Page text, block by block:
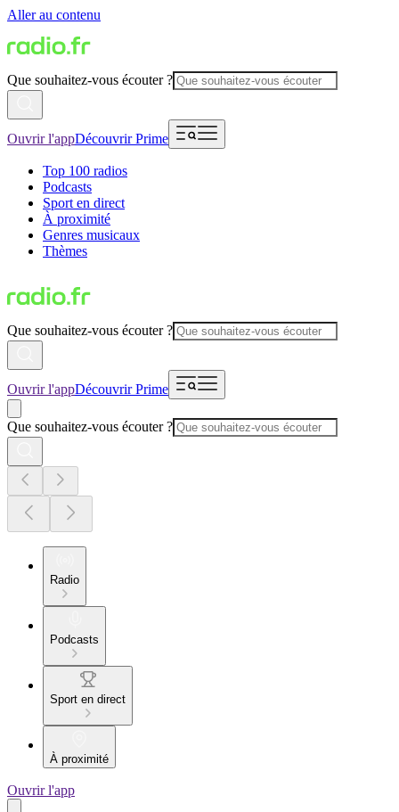
Aller au contenu
Que souhaitez-vous écouter ?
Ouvrir l'appDécouvrir Prime
Top 100 radios
Podcasts
Sport en direct
À proximité
Genres musicaux
Thèmes
Que souhaitez-vous écouter ?
Ouvrir l'appDécouvrir Prime
Que souhaitez-vous écouter ?
Radio
Podcasts
Sport en direct
À proximité
Ouvrir l'app